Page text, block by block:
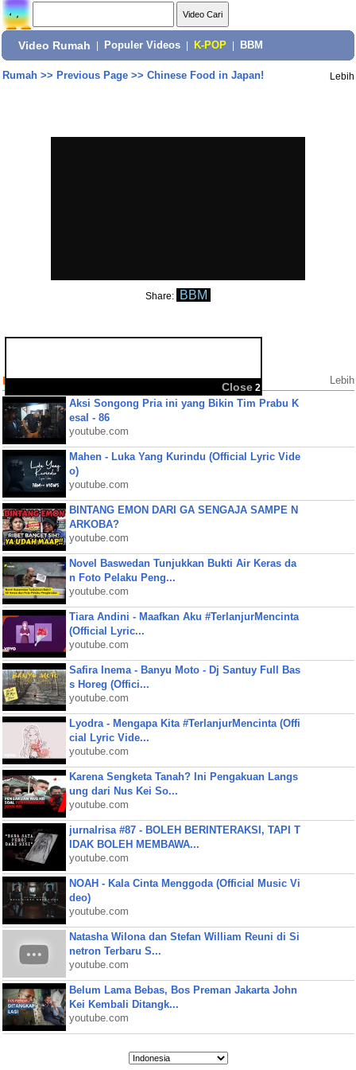
Video Rumah Populer Videos K-POP BBM
Rumah>> Previous Page>> Chinese Food in Japan! Lebih
Close 2
Share: BBM
Populer Videos Lebih
Aksi Songong Pria ini yang Bikin Tim Prabu K
esal - 86
youtube.com
Mahen - Luka Yang Kurindu (Official Lyric Vide
o)
youtube.com
BINTANG EMON DARI GA SENGAJA SAMPE N
ARKOBA?
youtube.com
Novel Baswedan Tunjukkan Bukti Air Keras da
n Foto Pelaku Peng...
youtube.com
Tiara Andini - Maafkan Aku #TerlanjurMencinta
(Official Lyric...
youtube.com
Safira Inema - Banyu Moto - Dj Santuy Full Bas
s Horeg (Offici...
youtube.com
Lyodra - Mengapa Kita #TerlanjurMencinta (Offi
cial Lyric Vide...
youtube.com
Karena Sengketa Tanah? Ini Pengakuan Langs
ung dari Nus Kei So...
youtube.com
jurnalrisa #87 - BOLEH BERINTERAKSI, TAPI T
IDAK BOLEH MEMBAWA...
youtube.com
NOAH - Kala Cinta Menggoda (Official Music Vi
deo)
youtube.com
Natasha Wilona dan Stefan William Reuni di Si
netron Terbaru S...
youtube.com
Belum Lama Bebas, Bos Preman Jakarta John
Kei Kembali Ditangk...
youtube.com